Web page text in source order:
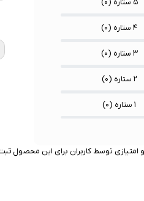
۵ ستاره ( ۰)
۴ ستاره ( ۰)
۳ ستاره ( ۰)
۲ ستاره ( ۰)
۱ ستاره ( ۰)
امتیازی توسط کاربران برای این محصول